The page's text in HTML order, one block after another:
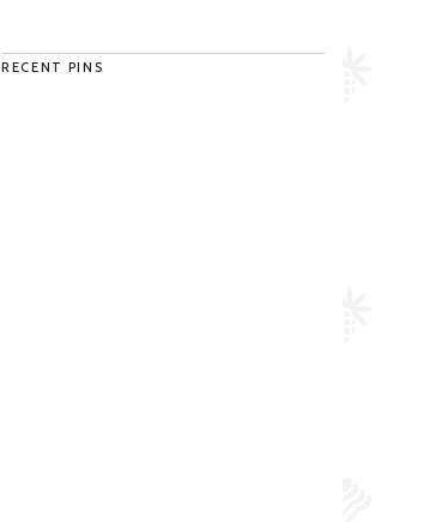
RECENT PINS